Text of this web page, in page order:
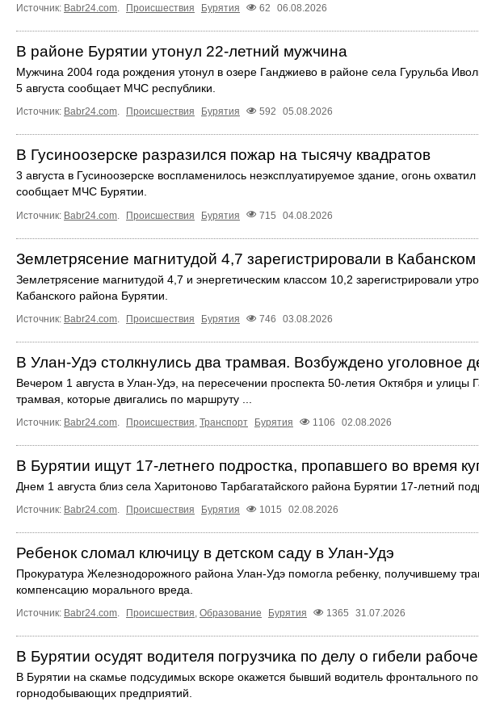
Источник: Babr24.com. Происшествия Бурятия 62 06.08.2026
В районе Бурятии утонул 22-летний мужчина
Мужчина 2004 года рождения утонул в озере Ганджиево в районе села Гурульба
5 августа сообщает МЧС республики.
Источник: Babr24.com. Происшествия Бурятия 592 05.08.2026
В Гусиноозерске разразился пожар на тысячу квадратов
3 августа в Гусиноозерске воспламенилось неэксплуатируемое здание, огонь
сообщает МЧС Бурятии.
Источник: Babr24.com Происшествия Бурятия 715 04.08.2026
Землетрясение магнитудой 4,7 зарегистрировали в
Землетрясение магнитудой 4,7 и энергетическим классом 10,2 зарегистрировали
Кабанского района Бурятии.
Источник: Babr24.com Происшествия Бурятия 746 03.08.2026
В Улан-Удэ столкнулись два трамвая. Возбуждено уголовное
Вечером 1 августа в Улан-Удэ, на пересечении проспекта 50-летия Октября и улицы
трамвая, которые двигались по маршруту ...
Источник: Babr24.com Происшествия Транспорт Бурятия 1106 02.08.2026
В Бурятии ищут 17-летнего подростка, пропавшего во время
Днем 1 августа близ села Харитоново Тарбагатайского района Бурятии 17-летний
Источник: Babr24.com. Происшествия Бурятия 1015 02.08.2026
Ребенок сломал ключицу в детском саду в Улан-Удэ
Прокуратура Железнодорожного района Улан-Удэ помогла ребенку, получившему
компенсацию морального вреда.
Источник: Babr24.com. Происшествия, Образование Бурятия 1365 31.07.2026
В Бурятии осудят водителя погрузчика по делу о гибели
В Бурятии на скамье подсудимых вскоре окажется бывший водитель фронтального
горнодобывающих предприятий.